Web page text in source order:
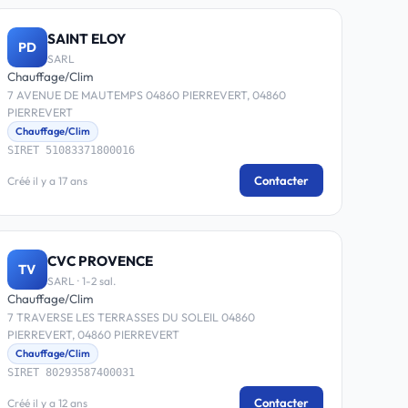
PD SAINT ELOY
SARL
Chauffage/Clim
7 AVENUE DE MAUTEMPS 04860 PIERREVERT, 04860
PIERREVERT
Chauffage/Clim
SIRET 51083371800016
Créé il y a 17 ans Contacter
TV CVC PROVENCE
SARL · 1-2 sal.
Chauffage/Clim
7 TRAVERSE LES TERRASSES DU SOLEIL 04860
PIERREVERT, 04860 PIERREVERT
Chauffage/Clim
SIRET 80293587400031
Créé il y a 12 ans Contacter